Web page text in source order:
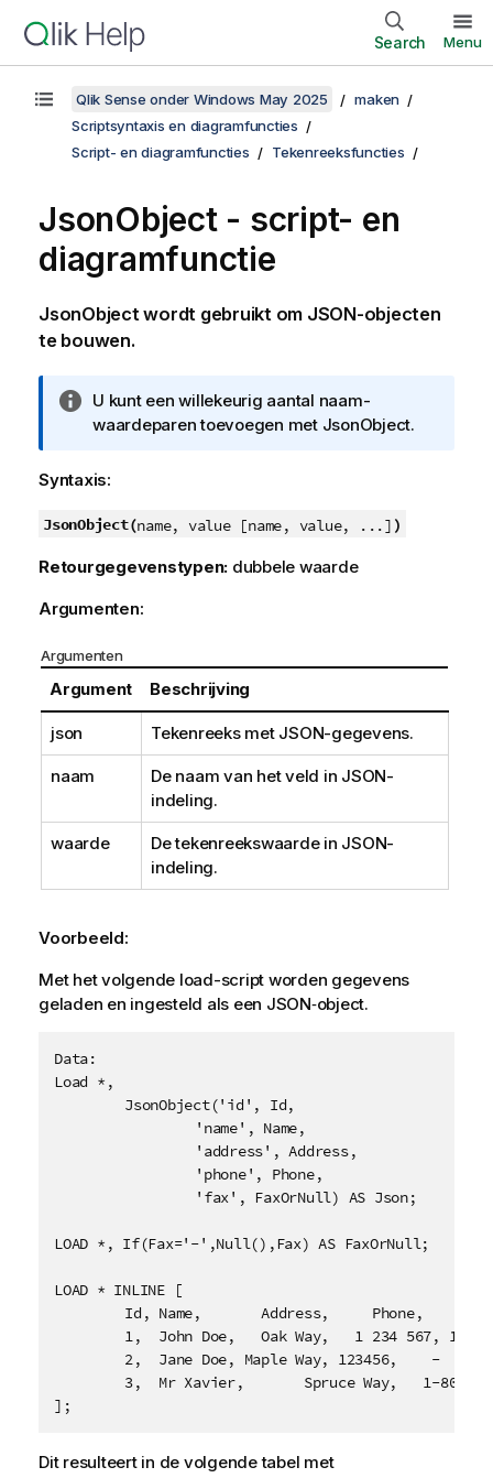
Search Menu
Qlik Sense onder Windows May 2025
maken
Scriptsyntaxis en diagramfuncties
Script- en diagramfuncties
Tekenreeksfuncties
JsonObject - script- en
diagramfunctie
JsonObject wordt gebruikt om JSON-objecten
te bouwen.
I
n
o
m
t
e
U kunt een willekeurig aantal naam-
waardeparen toevoegen met JsonObject.
Syntaxis:
JsonObject(name, value [name, value, ...] )
Retourgegevenstypen: dubbele waarde
Argumenten:
Argumenten
Argument Beschrijving
json Tekenreeks met JSON-gegevens.
naam
De naam van het veld in JSON-
indeling.
waarde
De tekenreekswaarde in JSON-
indeling.
Voorbeeld:
Met het volgende load-script worden gegevens
geladen en ingesteld als een JSON‑object.
Data:
Load *,
LOAD *, If(Fax='-',Null(),Fax) AS FaxOrNull;
LOAD * INLINE [
Dit resulteert in de volgende tabel met